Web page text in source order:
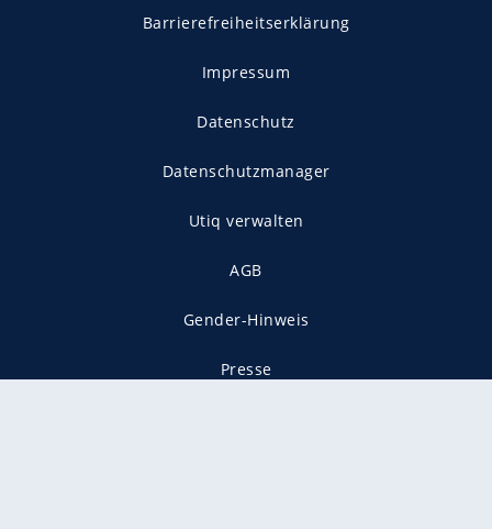
Barrierefreiheitserklärung
Impressum
Datenschutz
Datenschutzmanager
Utiq verwalten
AGB
Gender-Hinweis
Presse